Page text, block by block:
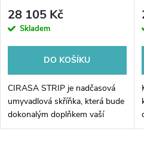
28 105 Kč
Skladem
DO KOŠÍKU
CIRASA STRIP je nadčasová
umyvadlová skříňka, která bude
dokonalým doplňkem vaší
koupelny. Tato skříňka s